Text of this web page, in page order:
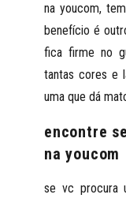
na youcom,
benefício é
fica firme no
tantas cores e
uma que dá
encontre
na youcom
se vc procura